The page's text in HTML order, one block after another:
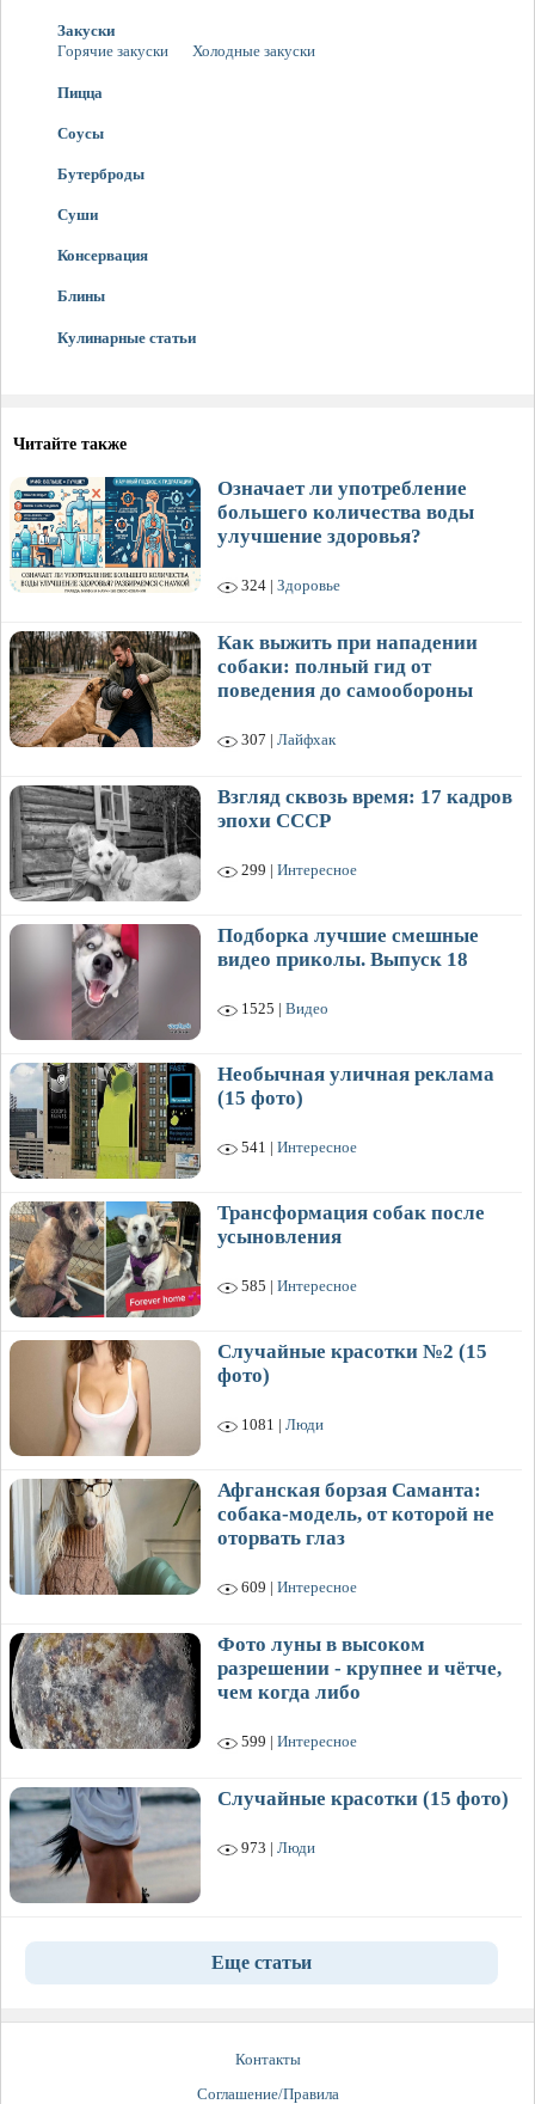
Закуски
Горячие закуски
Холодные закуски
Пицца
Соусы
Бутерброды
Суши
Консервация
Блины
Кулинарные статьи
Читайте также
Означает ли употребление
большего количества воды
улучшение здоровья?
324 | Здоровье
Как выжить при нападении
собаки: полный гид от
поведения до самообороны
307 | Лайфхак
Взгляд сквозь время: 17 кадров
эпохи СССР
299 | Интересное
Подборка лучшие смешные
видео приколы. Выпуск 18
1525 | Видео
Необычная уличная реклама
(15 фото)
541 | Интересное
Трансформация собак после
усыновления
585 | Интересное
Случайные красотки №2 (15
фото)
1081 | Люди
Афганская борзая Саманта:
собака-модель, от которой не
оторвать глаз
609 | Интересное
Фото луны в высоком
разрешении - крупнее и чётче,
чем когда либо
599 | Интересное
Случайные красотки (15 фото)
973 | Люди
Еще статьи
Контакты
Соглашение/Правила